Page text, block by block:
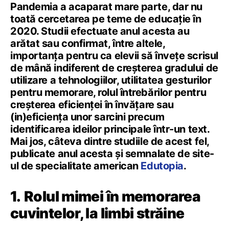
Pandemia a acaparat mare parte, dar nu
toată cercetarea pe teme de educație în
2020. Studii efectuate anul acesta au
arătat sau confirmat, între altele,
importanța pentru ca elevii să învețe scrisul
de mână indiferent de creșterea gradului de
utilizare a tehnologiilor, utilitatea gesturilor
pentru memorare, rolul întrebărilor pentru
creșterea eficienței în învățare sau
(in)eficiența unor sarcini precum
identificarea ideilor principale într-un text.
Mai jos, câteva dintre studiile de acest fel,
publicate anul acesta și semnalate de site-
ul de specialitate american Edutopia.
1. Rolul mimei în memorarea
cuvintelor, la limbi străine